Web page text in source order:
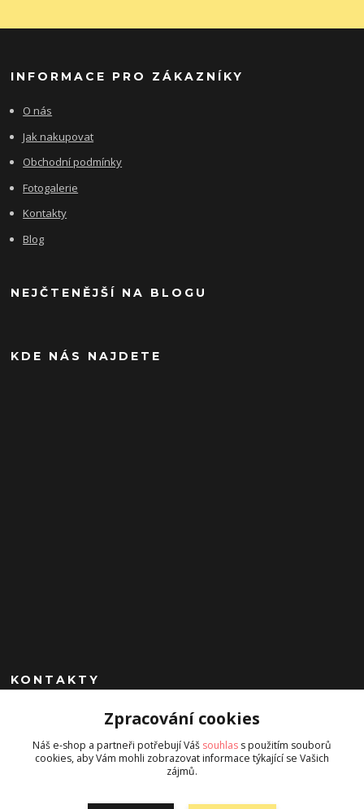
INFORMACE PRO ZÁKAZNÍKY
O nás
Jak nakupovat
Obchodní podmínky
Fotogalerie
Kontakty
Blog
NEJČTENĚJŠÍ NA BLOGU
KDE NÁS NAJDETE
KONTAKTY
+420 602 260 963
jan.chrobak@seznam.cz
Zpracování cookies
Náš e-shop a partneři potřebují Váš souhlas s použitím souborů
cookies, aby Vám mohli zobrazovat informace týkající se Vašich
zájmů.